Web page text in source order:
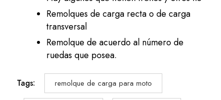
Remolques de carga recta o de carga
transversal
Remolque de acuerdo al número de
ruedas que posea.
Tags: remolque de carga para moto